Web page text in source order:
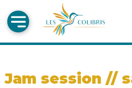
Jam session //